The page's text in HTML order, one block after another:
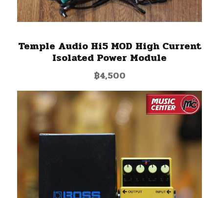
Temple Audio Hi5 MOD High Current
Isolated Power Module
฿4,500